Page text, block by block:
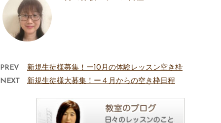
PREV
新規生徒様募集！ー10月の体験レッスン空き枠
NEXT
新規生徒様大募集！ー４月からの空き枠日程